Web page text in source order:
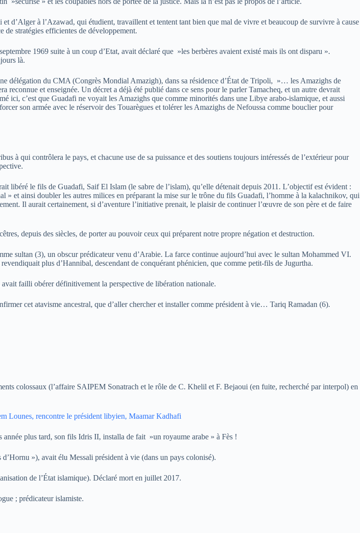
d’Alger à l’Azawad, qui étudient, travaillent et tentent tant bien que mal de vivre et beaucoup de survivre à cause
de stratégies efficientes de développement.
1969 suite à un coup d’Etat, avait déclaré que »les berbères avaient existé mais ils ont disparu ».
là.
délégation du CMA (Congrès Mondial Amazigh), dans sa résidence d’État de Tripoli, »… les Amazighs de
et enseignée. Un décret a déjà été publié dans ce sens pour le parler Tamacheq, et un autre devrait
ici, c’est que Guadafi ne voyait les Amazighs que comme minorités dans une Libye arabo-islamique, et aussi
son armée avec le réservoir des Touarègues et tolérer les Amazighs de Nefoussa comme bouclier pour
à qui contrôlera le pays, et chacune use de sa puissance et des soutiens toujours intéressés de l’extérieur pour
libéré le fils de Guadafi, Saif El Islam (le sabre de l’islam), qu’elle détenait depuis 2011. L’objectif est évident :
et ainsi doubler les autres milices en préparant la mise sur le trône du fils Guadafi, l’homme à la kalachnikov, qui
Il aurait certainement, si d’aventure l’initiative prenait, le plaisir de continuer l’œuvre de son père et de faire
depuis des siècles, de porter au pouvoir ceux qui préparent notre propre négation et destruction.
sultan (3), un obscur prédicateur venu d’Arabie. La farce continue aujourd’hui avec le sultan Mohammed VI.
plus d’Hannibal, descendant de conquérant phénicien, que comme petit-fils de Jugurtha.
failli obérer définitivement la perspective de libération nationale.
cet atavisme ancestral, que d’aller chercher et installer comme président à vie… Tariq Ramadan (6).
colossaux (l’affaire SAIPEM Sonatrach et le rôle de C. Khelil et F. Bejaoui (en fuite, recherché par interpol) en
Lounes, rencontre le président libyien, Maamar Kadhafi
plus tard, son fils Idris II, installa de fait »un royaume arabe » à Fès !
»), avait élu Messali président à vie (dans un pays colonisé).
de l’État islamique). Déclaré mort en juillet 2017.
; prédicateur islamiste.